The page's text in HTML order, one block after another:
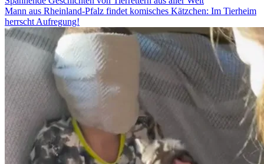
Mann aus Rheinland-Pfalz findet komisches Kätzchen: Im Tierheim
herrscht Aufregung!